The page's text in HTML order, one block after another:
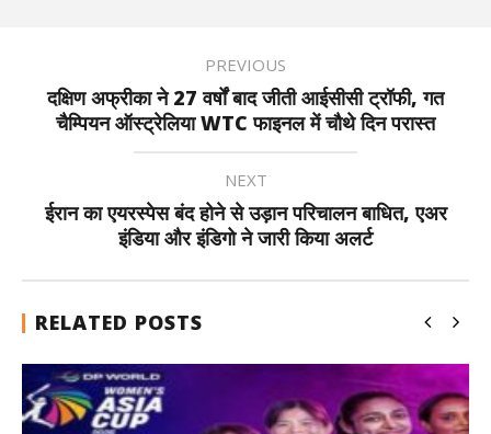
PREVIOUS
दक्षिण अफ्रीका ने 27 वर्षों बाद जीती आईसीसी ट्रॉफी, गत
चैम्पियन ऑस्ट्रेलिया WTC फाइनल में चौथे दिन परास्त
NEXT
ईरान का एयरस्पेस बंद होने से उड़ान परिचालन बाधित, एअर
इंडिया और इंडिगो ने जारी किया अलर्ट
RELATED POSTS